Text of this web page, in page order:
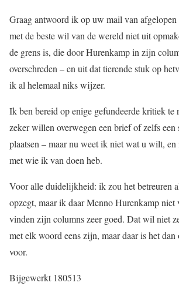
Graag antwoord ik op uw mail van
met de beste wil van de wereld niet uit
de grens is, die door Hurenkamp in zijn
overschreden – en uit dat tierende stuk op
ik al helemaal niks wijzer.
Ik ben bereid op enige gefundeerde kritiek te
zeker willen overwegen een brief of zelfs
plaatsen – maar nu weet ik niet wat u wilt, en
met wie ik van doen heb.
Voor alle duidelijkheid: ik zou het betreuren
opzegt, maar ik daar Menno Hurenkamp
vinden zijn columns zeer goed. Dat wil niet
met elk woord eens zijn, maar daar is het
voor.
Bijgewerkt 180513